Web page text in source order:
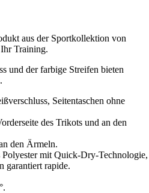
aus der Sportkollektion von
Training.
und der farbige Streifen bieten
Seitentaschen ohne
des Trikots und an den
den Ärmeln.
Polyester mit Quick-Dry-Technologie,
garantiert rapide.